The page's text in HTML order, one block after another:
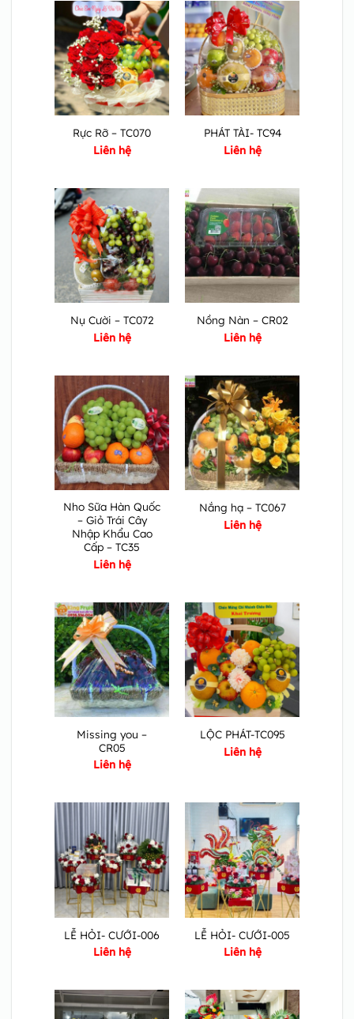
Rực Rỡ – TC070
Liên hệ
PHÁT TÀI- TC94
Liên hệ
Nụ Cười – TC072
Liên hệ
Nồng Nàn – CR02
Liên hệ
Nho Sữa Hàn Quốc
– Giỏ Trái Cây
Nhập Khẩu Cao
Cấp – TC35
Liên hệ
Nắng hạ – TC067
Liên hệ
Missing you –
CR05
Liên hệ
LỘC PHÁT-TC095
Liên hệ
LỄ HỎI- CƯỚI-006
Liên hệ
LỄ HỎI- CƯỚI-005
Liên hệ